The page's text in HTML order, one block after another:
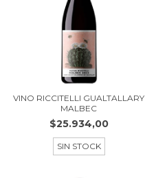
VINO RICCITELLI GUALTALLARY
MALBEC
$25.934,00
SIN STOCK